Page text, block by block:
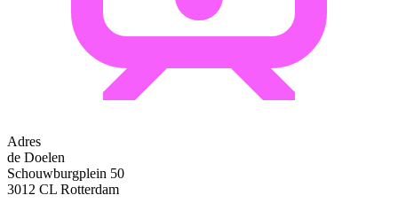
Adres
de Doelen
Schouwburgplein 50
3012 CL Rotterdam